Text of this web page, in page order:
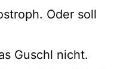
Oder soll
Guschl nicht.